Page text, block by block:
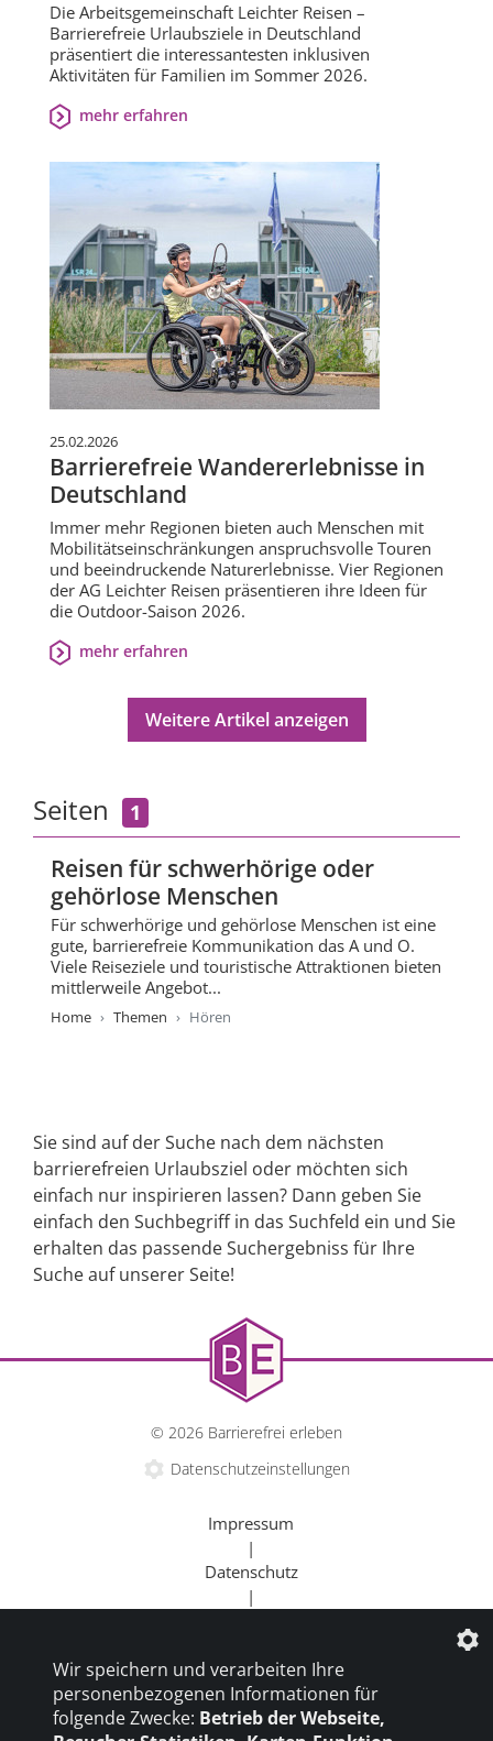
Die Arbeitsgemeinschaft Leichter Reisen –
Barrierefreie Urlaubsziele in Deutschland
präsentiert die interessantesten inklusiven
Aktivitäten für Familien im Sommer 2026.
mehr erfahren
25.02.2026
Barrierefreie Wandererlebnisse in
Deutschland
Immer mehr Regionen bieten auch Menschen mit
Mobilitätseinschränkungen anspruchsvolle Touren
und beeindruckende Naturerlebnisse. Vier Regionen
der AG Leichter Reisen präsentieren ihre Ideen für
die Outdoor-Saison 2026.
mehr erfahren
Weitere Artikel anzeigen
Seiten 1
Reisen für schwerhörige oder
gehörlose Menschen
Für schwerhörige und gehörlose Menschen ist eine
gute, barrierefreie Kommunikation das A und O.
Viele Reiseziele und touristische Attraktionen bieten
mittlerweile Angebot...
Home Themen Hören
Sie sind auf der Suche nach dem nächsten
barrierefreien Urlaubsziel oder möchten sich
einfach nur inspirieren lassen? Dann geben Sie
einfach den Suchbegriff in das Suchfeld ein und Sie
erhalten das passende Suchergebniss für Ihre
Suche auf unserer Seite!
© 2026 Barrierefrei erleben
Datenschutzeinstellungen
Impressum
|
Datenschutz
|
Beratung
|
Goldener Rollstuhl
Wir speichern und verarbeiten Ihre
personenbezogenen Informationen für
folgende Zwecke: Betrieb der Webseite,